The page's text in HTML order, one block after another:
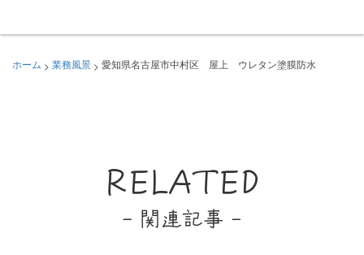
ホーム > 業務風景 > 愛知県名古屋市中村区 屋上 ウレタン塗膜防水
RELATED
- 関連記事 -